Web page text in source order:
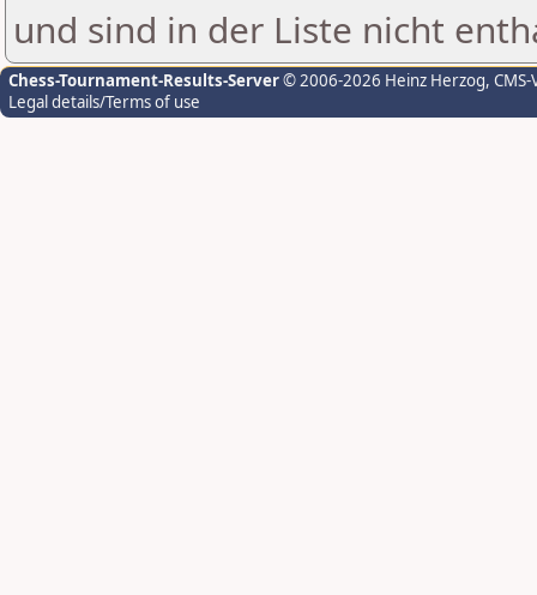
und sind in der Liste nicht
Chess-Tournament-Results-Server© 2006-2026 Heinz Herzog,
Legal details/Terms of use